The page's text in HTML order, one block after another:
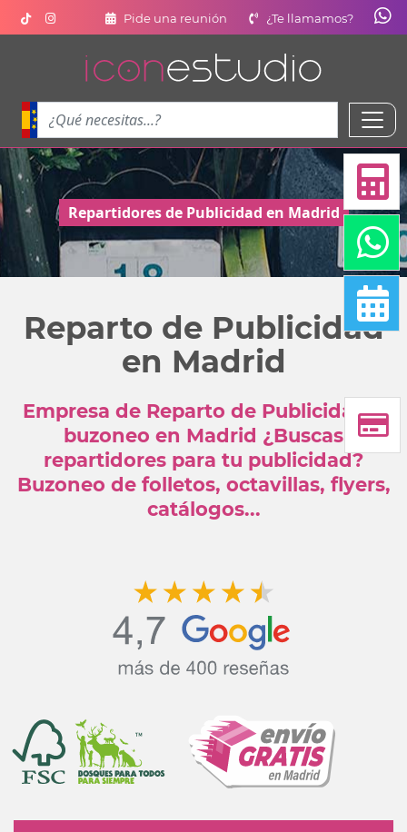
Pide una reunión ¿Te llamamos?
Repartidores de Publicidad en Madrid
Reparto de Publicidad
en Madrid
Empresa de Reparto de Publicidad y
buzoneo en Madrid ¿Buscas
repartidores para tu publicidad?
Buzoneo de folletos, octavillas, flyers,
catálogos...